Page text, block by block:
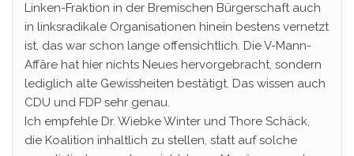
Linken-Fraktion in der Bremischen Bürgerschaft auch
in linksradikale Organisationen hinein bestens vernetzt
ist, das war schon lange offensichtlich. Die V-Mann-
Affäre hat hier nichts Neues hervorgebracht, sondern
lediglich alte Gewissheiten bestätigt. Das wissen auch
CDU und FDP sehr genau.
Ich empfehle Dr. Wiebke Winter und Thore Schäck,
die Koalition inhaltlich zu stellen, statt auf solche